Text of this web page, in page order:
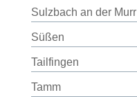
Sulzbach an der Murr
Süßen
Tailfingen
Tamm